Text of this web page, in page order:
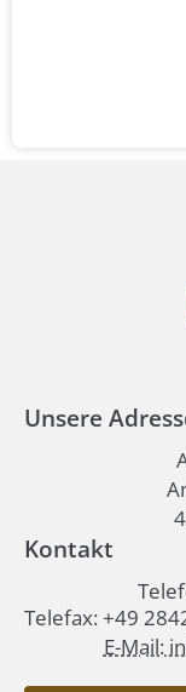
Unsere
Kontakt
Telefax: +49
E-Mail: